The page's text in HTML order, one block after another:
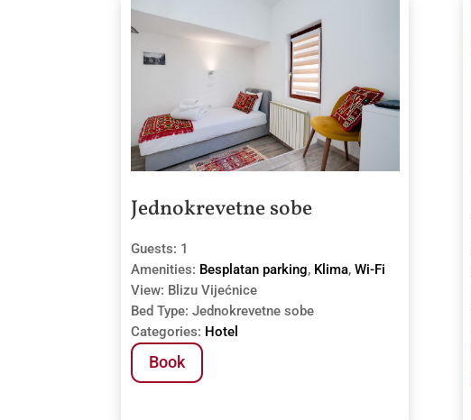
Jednokrevetne sobe
Guests: 1
Amenities: Besplatan parking, Klima,Wi-Fi
View: Blizu Vijećnice
Bed Type: Jednokrevetne sobe
Categories: Hotel
Book